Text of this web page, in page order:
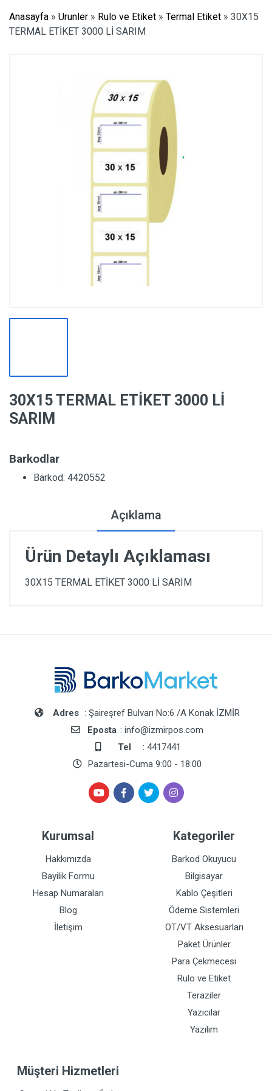
Anasayfa » Urunler » Rulo ve Etiket » Termal Etiket » 30X15
TERMAL ETİKET 3000 Lİ SARIM
30X15 TERMAL ETİKET 3000 Lİ
SARIM
Barkodlar
Barkod: 4420552
Açıklama
Ürün Detaylı Açıklaması
30X15 TERMAL ETİKET 3000 Lİ SARIM
Adres : Şaireşref Bulvarı No:6 /A Konak İZMİR
Eposta : info@izmirpos.com
Tel
: 4417441
Pazartesi-Cuma 9:00 - 18:00
Kurumsal
Hakkımızda
Bayilik Formu
Hesap Numaraları
Blog
İletişim
Kategoriler
Barkod Okuyucu
Bilgisayar
Kablo Çeşitleri
Ödeme Sistemleri
OT/VT Aksesuarları
Paket Ürünler
Para Çekmecesi
Rulo ve Etiket
Teraziler
Yazıcılar
Yazılım
Müşteri Hizmetleri